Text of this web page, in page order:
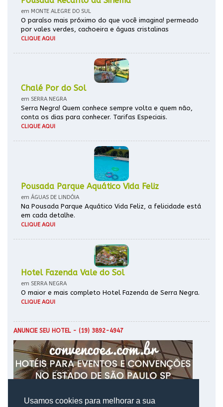
Usamos cookies para melhorar a sua
em MONTE ALEGRE DO SUL
O paraíso mais próximo do que você imagina! permeado
por vales verdes, cachoeira e águas cristalinas
CLIQUE AQUI
Chalé Por do Sol
em SERRA NEGRA
Serra Negra! Quem conhece sempre volta e quem não,
conta os dias para conhecer. Tarifas Especiais.
CLIQUE AQUI
Pousada Parque Aquático Vida Feliz
em ÁGUAS DE LINDÓIA
Na Pousada Parque Aquático Vida Feliz, a felicidade está
em cada detalhe.
CLIQUE AQUI
Hotel Fazenda Vale do Sol
em SERRA NEGRA
O maior e mais completo Hotel Fazenda de Serra Negra.
CLIQUE AQUI
ANUNCIE SEU HOTEL- (19) 3892-4947